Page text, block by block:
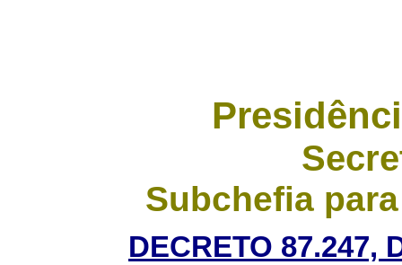
Subchefia
DECRETO 87.247,